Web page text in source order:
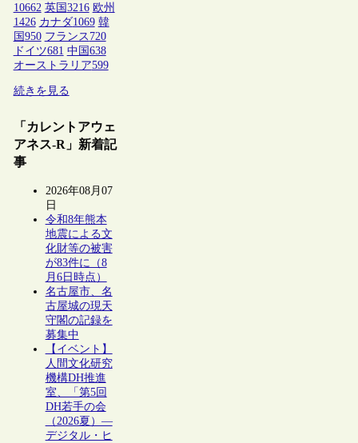
10662 英国3216 欧州
1426 カナダ1069 韓
国950 フランス 720
ドイツ681 中国638
オーストラリア599
続きを見る
「カレントアウェ
アネス-R」新着記
事
2026年08月07
日
令和8年熊本
地震による文
化財等の被害
が83件に（8
月6日時点）
名古屋市、名
古屋城の現天
守閣の記録を
募集中
【イベント】
人間文化研究
機構DH推進
室、「第5回
DH若手の会
（2026夏）―
デジタル・ヒ